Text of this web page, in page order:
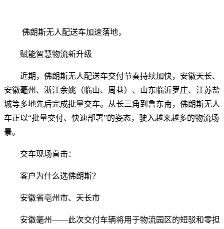
佛朗斯无人配送车加速落地，
赋能智慧物流新升级
近期，佛朗斯无人配送车交付节奏持续加快，安徽天长、
安徽毫州、浙江余姚（临山、周巷）、山东临沂罗庄、江苏盐
城等多地先后完成批量交车。从长三角到鲁东南，佛朗斯无人
车正以“批量交付、快速部署”的姿态，驶入越来越多的物流场
景。
交车现场直击：
客户为什么选佛朗斯？
安徽省亳州市、天长市
安徽毫州——此次交付车辆将用于物流园区的短驳和零担